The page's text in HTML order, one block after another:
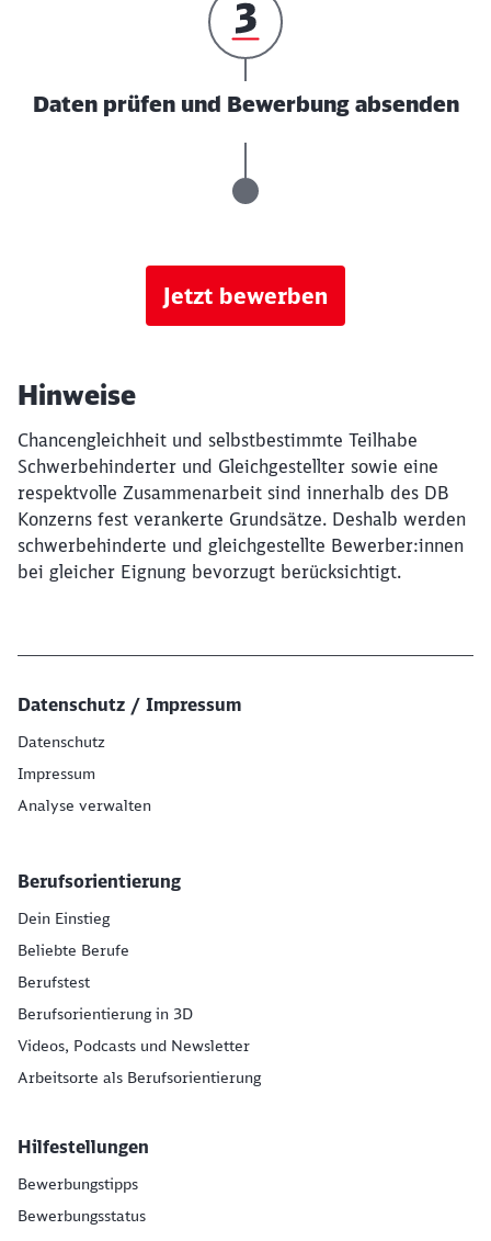
Daten prüfen und Bewerbung absenden
Jetzt bewerben
Hinweise
Chancengleichheit und selbstbestimmte Teilhabe
Schwerbehinderter und Gleichgestellter sowie eine
respektvolle Zusammenarbeit sind innerhalb des DB
Konzerns fest verankerte Grundsätze. Deshalb werden
schwerbehinderte und gleichgestellte Bewerber:innen
bei gleicher Eignung bevorzugt berücksichtigt.
Datenschutz / Impressum
Datenschutz
Impressum
Analyse verwalten
Berufsorientierung
Dein Einstieg
Beliebte Berufe
Berufstest
Berufsorientierung in 3D
Videos, Podcasts und Newsletter
Arbeitsorte als Berufsorientierung
Hilfestellungen
Bewerbungstipps
Bewerbungsstatus